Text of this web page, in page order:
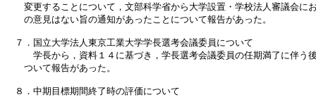
変更することについて，文部科学省から大学設置・学校法人審議会に
の意見はない旨の通知があったことについて報告があった。
７．国立大学法人東京工業大学学長選考会議委員について
学長から，資料１４に基づき，学長選考会議委員の任期満了に伴う
ついて報告があった。
８．中期目標期間終了時の評価について